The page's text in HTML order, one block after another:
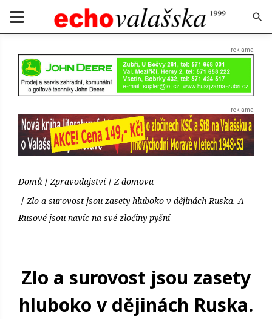
Domů Zpravodajství
Z domova
Zlo a surovost jsou zasety hluboko v dějinách Ruska. A
Rusové jsou navíc na své zločiny pyšní
Zlo a surovost jsou zasety
hluboko v dějinách Ruska.